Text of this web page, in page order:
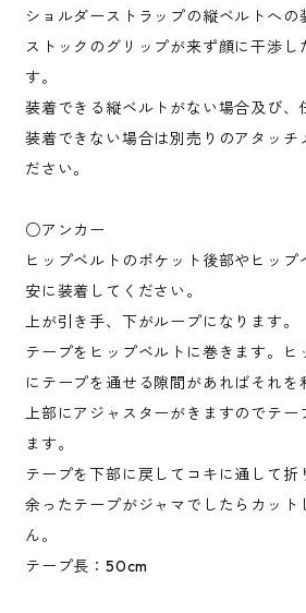
ショルダーストラップの縦ベルトへの
ストックのグリップが来ず顔に干渉し
す。
装着できる縦ベルトがない場合及び
装着できない場合は別売りのアタッチ
ださい。
○アンカー
ヒップベルトのポケット後部やヒップ
安に装着してください。
上が引き手、下がループになります。
テープをヒップベルトに巻きます。
にテープを通せる隙間があればそれを
上部にアジャスターがきますのでテー
ます。
テープを下部に戻してコキに通して折
余ったテープがジャマでしたらカット
ん。
テープ長：50cm